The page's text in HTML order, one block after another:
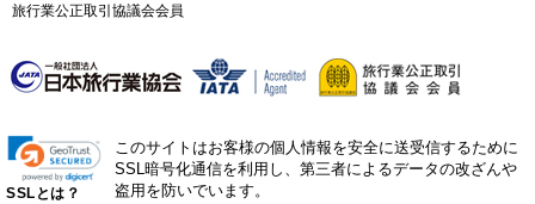
旅行業公正取引協議会会員
SSLとは？
このサイトはお客様の個人情報を安全に送受信するために
SSL暗号化通信を利用し、第三者によるデータの改ざんや
盗用を防いでいます。